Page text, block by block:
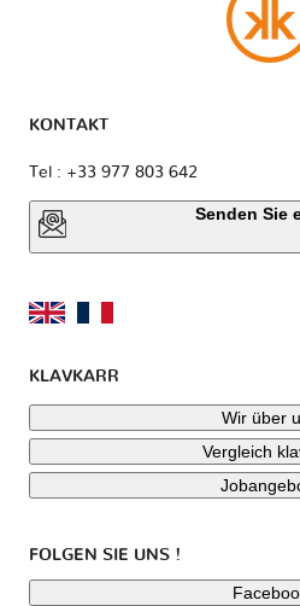
KONTAKT
Tel : +33 977 803 642
Senden Sie
KLAVKARR
Wir über
Vergleich
FOLGEN SIE UNS !